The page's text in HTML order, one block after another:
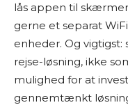
lås appen til
gerne et separat
enheder. Og
rejse-løsning, ikke
mulighed for at
gennemtænkt